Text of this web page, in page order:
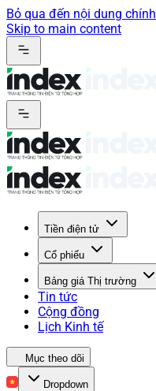
Bỏ qua đến nội dung chính
Skip to main content
Tiền điện tử
Cổ phiếu
Bảng giá Thị trường
Tin tức
Cộng đồng
Lịch Kinh tế
Mục theo dõi
Dropdown